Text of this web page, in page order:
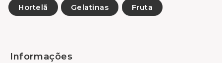
Hortelã Gelatinas Fruta
Informações